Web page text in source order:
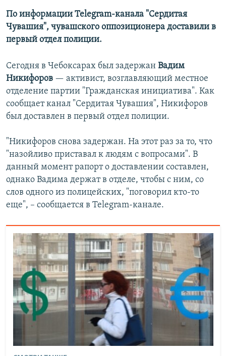
По информации Telegram-канала "Сердитая
Чувашия", чувашского оппозиционера доставили в
первый отдел полиции.
Сегодня в Чебоксарах был задержан Вадим
Никифоров — активист, возглавляющий местное
отделение партии "Гражданская инициатива". Как
сообщает канал "Сердитая Чувашия", Никифоров
был доставлен в первый отдел полиции.
"Никифоров снова задержан. На этот раз за то, что
"назойливо приставал к людям с вопросами". В
данный момент рапорт о доставлении составлен,
однако Вадима держат в отделе, чтобы с ним, со
слов одного из полицейских, "поговорил кто-то
еще", – сообщается в Telegram-канале.